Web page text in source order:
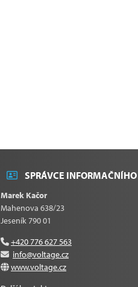
SPRÁVCE
Marek Kačor
Mahenova 638/23
Jeseník 790 01
+420 776 627 563
info@voltage.cz
www.voltage.cz